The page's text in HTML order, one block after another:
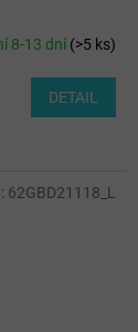
8-13 dní(>5 ks)
DETAIL
62GBD21118_L